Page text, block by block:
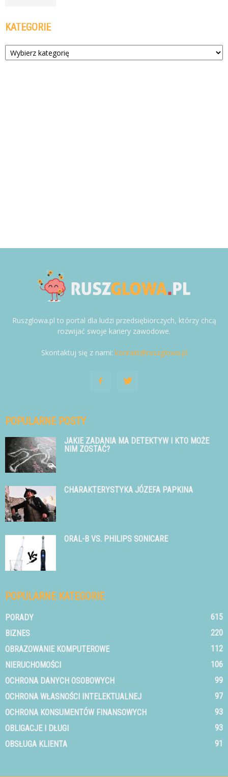
KATEGORIE
Kategorie
Ruszglowa.pl to portal dla ludzi przedsiębiorczych, którzy chcą
rozwijać swoje kariery zawodowe.
Skontaktuj się z nami: kontakt@ruszglowa.pl
POPULARNE POSTY
JAKIE ZADANIA MA DETEKTYW I KTO MOŻE
NIM ZOSTAĆ?
CHARAKTERYSTYKA JÓZEFA PAPKINA
ORAL-B VS. PHILIPS SONICARE
POPULARNE KATEGORIE
PORADY
615
BIZNES
220
OBRAZOWANIE KOMPUTEROWE
112
NIERUCHOMOŚCI
106
OCHRONA DANYCH OSOBOWYCH
99
OCHRONA WŁASNOŚCI INTELEKTUALNEJ
97
OCHRONA KONSUMENTÓW FINANSOWYCH
93
OBLIGACJE I DŁUGI
93
OBSŁUGA KLIENTA
91